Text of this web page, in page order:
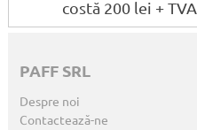
costă 200 lei + TVA
PAFF SRL
Despre noi
Contactează-ne